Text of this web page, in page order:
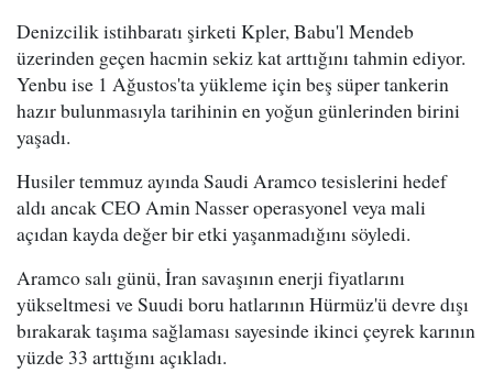
Denizcilik istihbaratı şirketi Kpler, Babu'l Mendeb
üzerinden geçen hacmin sekiz kat arttığını tahmin ediyor.
Yenbu ise 1 Ağustos'ta yükleme için beş süper tankerin
hazır bulunmasıyla tarihinin en yoğun günlerinden birini
yaşadı.
Husiler temmuz ayında Saudi Aramco tesislerini hedef
aldı ancak CEO Amin Nasser operasyonel veya mali
açıdan kayda değer bir etki yaşanmadığını söyledi.
Aramco salı günü, İran savaşının enerji fiyatlarını
yükseltmesi ve Suudi boru hatlarının Hürmüz'ü devre dışı
bırakarak taşıma sağlaması sayesinde ikinci çeyrek karının
yüzde 33 arttığını açıkladı.